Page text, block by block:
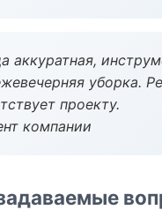
аккуратная,
уборка.
проекту.
компании